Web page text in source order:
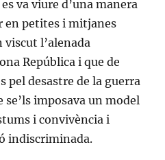
va viure d’una manera
en petites i mitjanes
l’alenada
República i que de
pel desastre de la guerra
imposava un model
i convivència i
indiscriminada.